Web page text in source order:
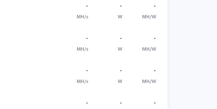
-
MH/s
-
W
-
MH/W
-
MH/s
-
W
-
MH/W
-
MH/s
-
W
-
MH/W
- - -